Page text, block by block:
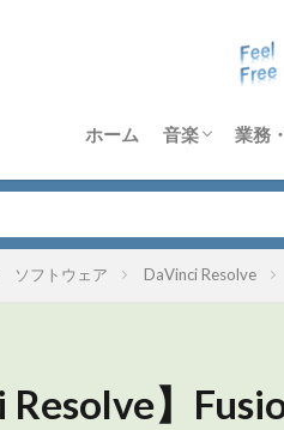
ホーム 音楽
DTM
Dorico
Anagram
Quad Cortex
TD-50SC-X
その他 音楽
音楽理論
業務
そ
ソフトウェア DaVinci Resolve
Resolve】